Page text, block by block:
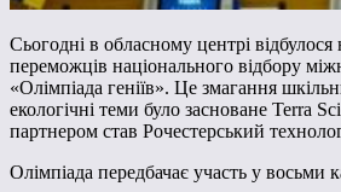
Сьогодні в обласному центрі
переможців національного відбору
«Олімпіада геніїв». Це змагання
екологічні теми було засноване Terra
партнером став Рочестерський
Олімпіада передбачає участь у восьми